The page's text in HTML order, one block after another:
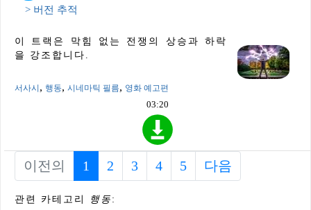
> 버전 추적
이 트랙은 막힘 없는 전쟁의 상승과 하락
을 강조합니다.
서사시 , 행동, 시네마틱 필름, 영화 예고편
03:20
이전의 1 (current)
2 3 4 5 다음
관련 카테고리 행동 :